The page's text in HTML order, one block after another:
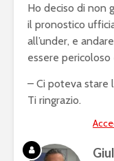
Ho deciso di non
il pronostico
all’under, e
essere
– Ci poteva stare
Ti ringrazio.